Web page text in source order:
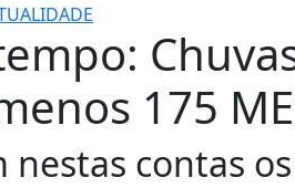
175
nestas contas